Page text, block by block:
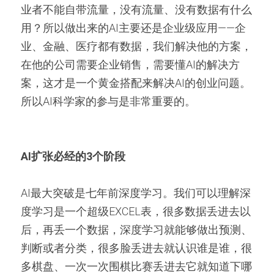
业者不能自带流量，没有流量、没有数据有什么
用？所以做出来的AI主要还是企业级应用——企
业、金融、医疗都有数据，我们解决他的方案，
在他的公司需要企业销售，需要懂AI的解决方
案，这才是一个黄金搭配来解决AI的创业问题。
所以AI科学家的参与是非常重要的。
AI扩张必经的3个阶段
AI最大突破是七年前深度学习。我们可以理解深
度学习是一个超级EXCEL表，很多数据丢进去以
后，再丢一个数据，深度学习就能够做出预测、
判断或者分类，很多脸丢进去就认识谁是谁，很
多棋盘、一次一次围棋比赛丢进去它就知道下哪